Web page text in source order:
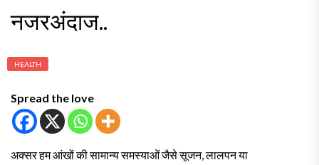
नजरअंदाज..
HEALTH
Spread the love
अक्सर हम आंखों की सामान्य समस्याओं जैसे सूजन, लालपन या